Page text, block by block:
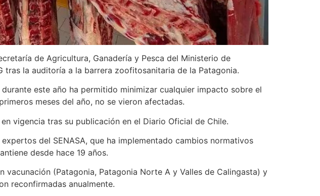
de Agricultura, Ganadería y Pesca del Ministerio de
la auditoría a la barrera zoofitosanitaria de la Patagonia.
este año ha permitido minimizar cualquier impacto sobre el
meses del año, no se vieron afectadas.
vigencia tras su publicación en el Diario Oficial de Chile.
del SENASA, que ha implementado cambios normativos
desde hace 19 años.
(Patagonia, Patagonia Norte A y Valles de Calingasta) y
reconfirmadas anualmente.